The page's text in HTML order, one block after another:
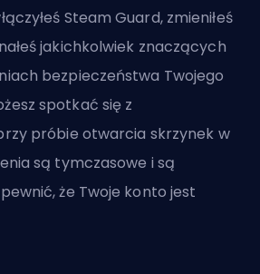
Steam Guard, zmieniłeś
jakichkolwiek znaczących
bezpieczeństwa Twojego
spotkać się z
próbie otwarcia skrzynek w
są tymczasowe i są
że Twoje konto jest